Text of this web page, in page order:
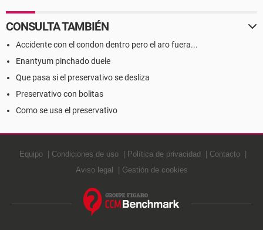
CONSULTA TAMBIÉN
Accidente con el condon dentro pero el aro fuera...
Enantyum pinchado duele
Que pasa si el preservativo se desliza
Preservativo con bolitas
Como se usa el preservativo
Equipo Condiciones de uso Política de privacidad
Contacto
Aviso legal
Gestión de cookies